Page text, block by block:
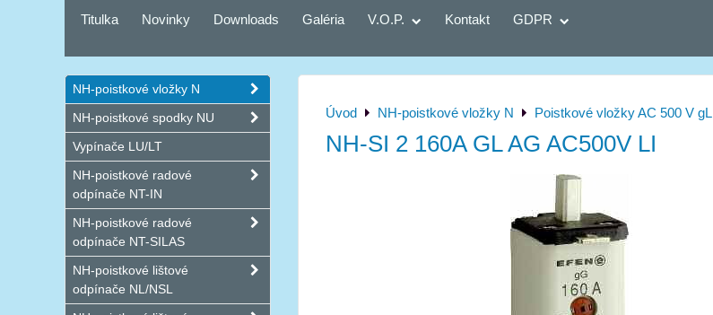
Titulka Novinky Downloads Galéria V.O.P. Kontakt GDPR
Úvod NH-poistkové vložky N Poistkové vložky AC 500 V gL
NH-SI 2 160A GL AG AC500V LI
NH-poistkové vložky N
NH-poistkové spodky NU
Vypínače LU/LT
NH-poistkové radové
odpínače NT-IN
NH-poistkové radové
odpínače NT-SILAS
NH-poistkové lištové
odpínače NL/NSL